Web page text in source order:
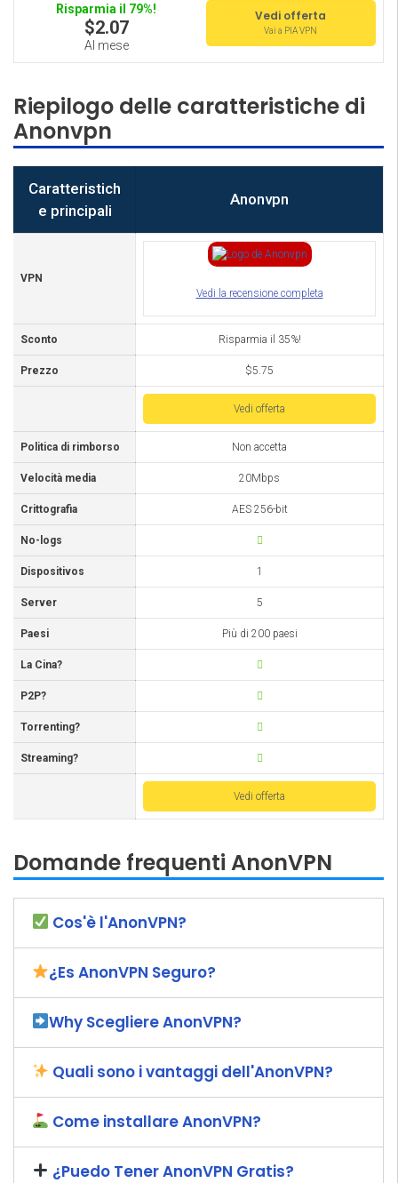
Risparmia il 79%!
$2.07
Al mese
Vedi offerta
Vai a PIA VPN
Riepilogo delle caratteristiche di
Anonvpn
Caratteristich
e principali
Anonvpn
VPN
Vedi la recensione completa
Sconto Risparmia il 35%!
Prezzo $5.75
Vedi offerta
Politica di rimborso Non accetta
Velocità media 20Mbps
Crittografia AES 256-bit
No-logs
Dispositivos 1
Server 5
Paesi Più di 200 paesi
La Cina?
P2P?
Torrenting?
Streaming?
Vedi offerta
Domande frequenti AnonVPN
Cos'è l'AnonVPN?
¿Es AnonVPN Seguro?
Why Scegliere AnonVPN?
Quali sono i vantaggi dell'AnonVPN?
Come installare AnonVPN?
¿Puedo Tener AnonVPN Gratis?